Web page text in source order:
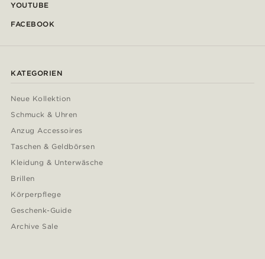
YOUTUBE
FACEBOOK
KATEGORIEN
Neue Kollektion
Schmuck & Uhren
Anzug Accessoires
Taschen & Geldbörsen
Kleidung & Unterwäsche
Brillen
Körperpflege
Geschenk-Guide
Archive Sale